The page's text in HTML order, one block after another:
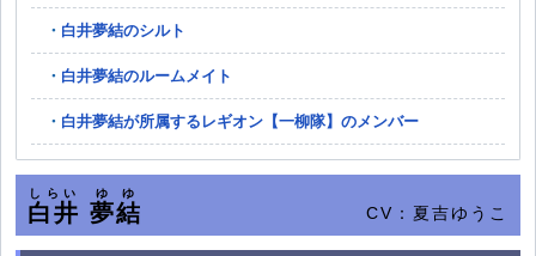
白井夢結のシルト
白井夢結のルームメイト
白井夢結が所属するレギオン【一柳隊】のメンバー
白井
しらい
夢結
ゆゆ
CV：夏吉ゆうこ